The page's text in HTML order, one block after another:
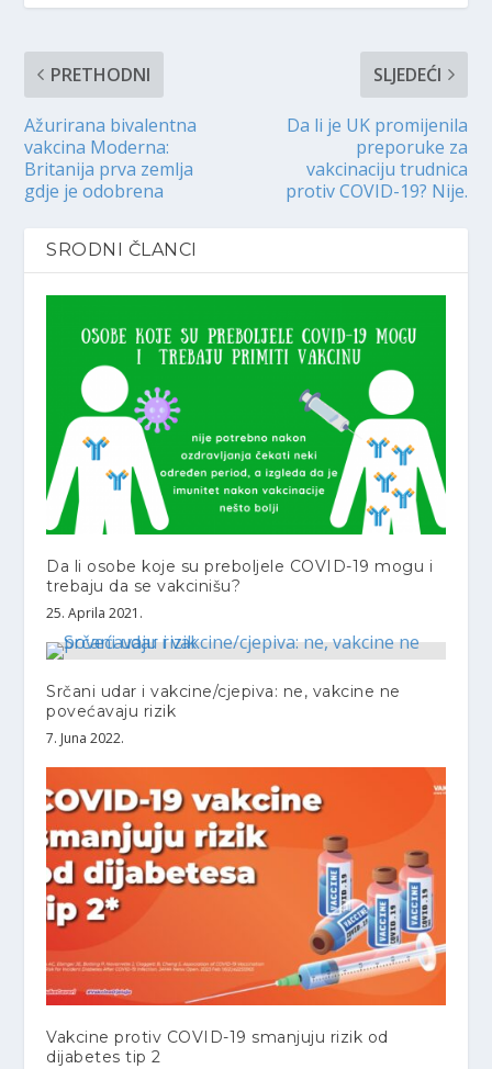
PRETHODNI
Ažurirana bivalentna
vakcina Moderna:
Britanija prva zemlja
gdje je odobrena
SLJEDEĆI
Da li je UK promijenila
preporuke za
vakcinaciju trudnica
protiv COVID-19? Nije.
SRODNI ČLANCI
Da li osobe koje su preboljele COVID-19 mogu i
trebaju da se vakcinišu?
25. Aprila 2021.
Srčani udar i vakcine/cjepiva: ne, vakcine ne
povećavaju rizik
7. Juna 2022.
Vakcine protiv COVID-19 smanjuju rizik od
dijabetes tip 2